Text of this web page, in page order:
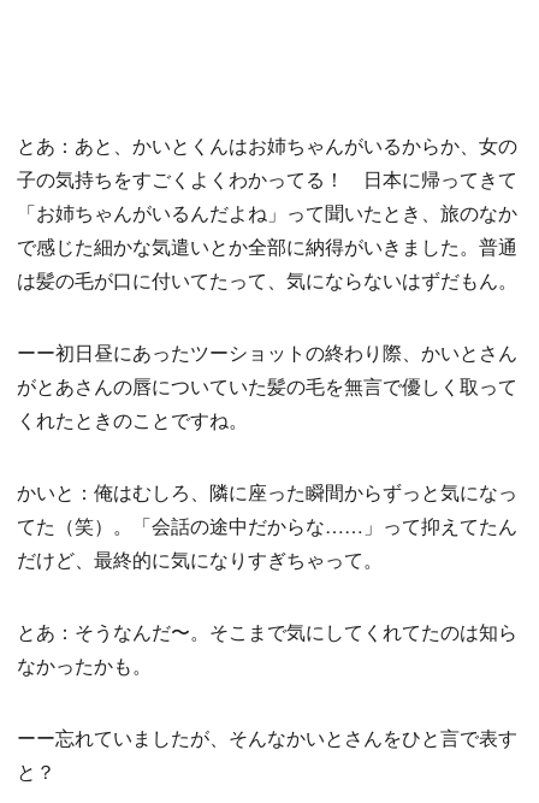
とあ：あと、かいとくんはお姉ちゃんがいるからか、女の
子の気持ちをすごくよくわかってる！ 日本に帰ってきて
「お姉ちゃんがいるんだよね」って聞いたとき、旅のなか
で感じた細かな気遣いとか全部に納得がいきました。普通
は髪の毛が口に付いてたって、気にならないはずだもん。
ーー初日昼にあったツーショットの終わり際、かいとさん
がとあさんの唇についていた髪の毛を無言で優しく取って
くれたときのことですね。
かいと：俺はむしろ、隣に座った瞬間からずっと気になっ
てた（笑）。「会話の途中だからな……」って抑えてたん
だけど、最終的に気になりすぎちゃって。
とあ：そうなんだ〜。そこまで気にしてくれてたのは知ら
なかったかも。
ーー忘れていましたが、そんなかいとさんをひと言で表す
と？